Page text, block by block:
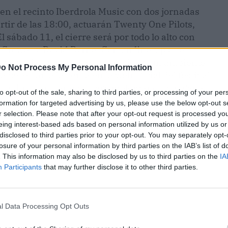
Not Process My Personal Information
opt-out of the sale, sharing to third parties, or processing of your
for targeted advertising by us, please use the below opt-out
selection. Please note that after your opt-out request is processed
interest-based ads based on personal information utilized by us
to third parties prior to your opt-out. You may separately
of your personal information by third parties on the IAB’s list of
This information may also be disclosed by us to third parties on the
Participants that may further disclose it to other third parties.
Data Processing Opt Outs
en el recinto Iberdrola Music con dos jornadas
de las 18:00, actuarán Twenty One Pilots,
11, el cierre será por todo lo alto con
y David Byrne. Con un line-up que
varias zonas de restauración y un ambiente
están a la venta en la web oficial del festival
Un plan perfecto para melómanos con ganas